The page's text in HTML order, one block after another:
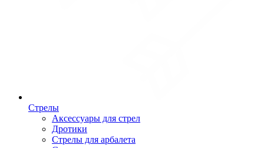
Стрелы
Аксессуары для стрел
Дротики
Стрелы для арбалета